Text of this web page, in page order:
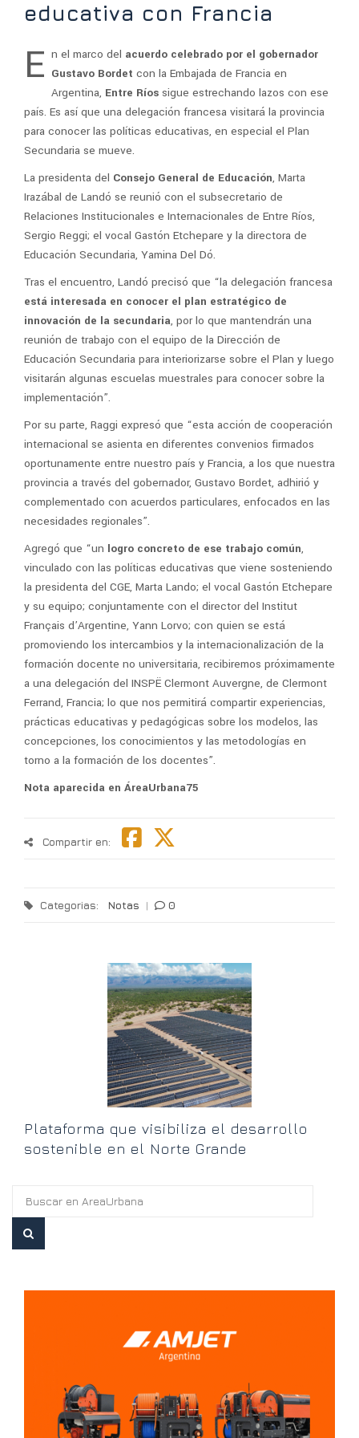
educativa con Francia
E n el marco del acuerdo celebrado por el gobernador
Gustavo Bordet con la Embajada de Francia en
Argentina, Entre Ríos sigue estrechando lazos con ese
país. Es así que una delegación francesa visitará la provincia
para conocer las políticas educativas, en especial el Plan
Secundaria se mueve.
La presidenta del Consejo General de Educación, Marta
Irazábal de Landó se reunió con el subsecretario de
Relaciones Institucionales e Internacionales de Entre Ríos,
Sergio Reggi; el vocal Gastón Etchepare y la directora de
Educación Secundaria, Yamina Del Dó.
Tras el encuentro, Landó precisó que “la delegación francesa
está interesada en conocer el plan estratégico de
innovación de la secundaria, por lo que mantendrán una
reunión de trabajo con el equipo de la Dirección de
Educación Secundaria para interiorizarse sobre el Plan y luego
visitarán algunas escuelas muestrales para conocer sobre la
implementación”.
Por su parte, Raggi expresó que “esta acción de cooperación
internacional se asienta en diferentes convenios firmados
oportunamente entre nuestro país y Francia, a los que nuestra
provincia a través del gobernador, Gustavo Bordet, adhirió y
complementado con acuerdos particulares, enfocados en las
necesidades regionales”.
Agregó que “un logro concreto de ese trabajo común,
vinculado con las políticas educativas que viene sosteniendo
la presidenta del CGE, Marta Lando; el vocal Gastón Etchepare
y su equipo; conjuntamente con el director del Institut
Français d’Argentine, Yann Lorvo; con quien se está
promoviendo los intercambios y la internacionalización de la
formación docente no universitaria, recibiremos próximamente
a una delegación del INSPË Clermont Auvergne, de Clermont
Ferrand, Francia; lo que nos permitirá compartir experiencias,
prácticas educativas y pedagógicas sobre los modelos, las
concepciones, los conocimientos y las metodologías en
torno a la formación de los docentes”.
Nota aparecida en ÁreaUrbana75
Compartir en:
Categorias: Notas | 0
Plataforma que visibiliza el desarrollo
sostenible en el Norte Grande